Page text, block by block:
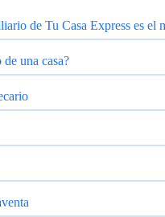
de Tu Casa Express es el
una casa?